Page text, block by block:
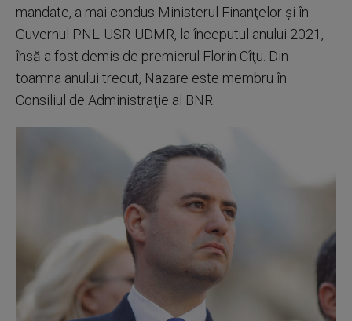
mandate, a mai condus Ministerul Finanţelor şi în
Guvernul PNL-USR-UDMR, la începutul anului 2021,
însă a fost demis de premierul Florin Cîţu. Din
toamna anului trecut, Nazare este membru în
Consiliul de Administraţie al BNR.